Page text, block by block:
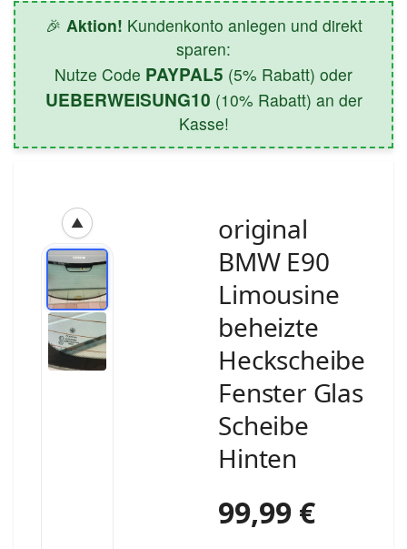
🎉 Aktion! Kundenkonto anlegen und direkt
sparen:
Nutze Code PAYPAL5 (5% Rabatt) oder
UEBERWEISUNG10 (10% Rabatt) an der
Kasse!
▲
original
BMW E90
Limousine
beheizte
Heckscheibe
Fenster Glas
Scheibe
Hinten
99,99 €